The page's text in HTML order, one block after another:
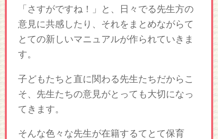
「さすがですね！」と、日々でる先生方の
意見に共感したり、それをまとめながらて
とての新しいマニュアルが作られていきま
す。
子どもたちと直に関わる先生たちだからこ
そ、先生たちの意見がとっても大切になっ
てきます。
そんな色々な先生が在籍するてとて保育